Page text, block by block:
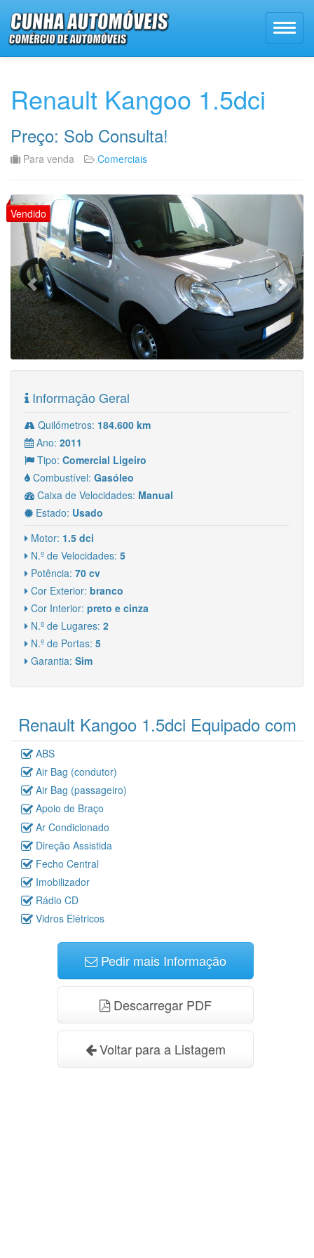
Renault Kangoo 1.5dci
Preço: Sob Consulta!
Para venda Comerciais
Informação Geral
Quilómetros: 184.600 km
Ano: 2011
Tipo: Comercial Ligeiro
Combustível: Gasóleo
Caixa de Velocidades: Manual
Estado: Usado
Motor: 1.5 dci
N.º de Velocidades: 5
Potência: 70 cv
Cor Exterior: branco
Cor Interior: preto e cinza
N.º de Lugares: 2
N.º de Portas: 5
Garantia: Sim
Renault Kangoo 1.5dci Equipado com
ABS
Air Bag (condutor)
Air Bag (passageiro)
Apoio de Braço
Ar Condicionado
Direção Assistida
Fecho Central
Imobilizador
Rádio CD
Vidros Elétricos
Pedir mais Informação
Descarregar PDF
Voltar para a Listagem